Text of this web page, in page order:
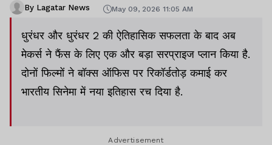
By Lagatar News May 09, 2026 11:05 AM
धुरंधर और धुरंधर 2 की ऐतिहासिक सफलता के बाद अब
मेकर्स ने फैंस के लिए एक और बड़ा सरप्राइज प्लान किया है.
दोनों फिल्मों ने बॉक्स ऑफिस पर रिकॉर्डतोड़ कमाई कर
भारतीय सिनेमा में नया इतिहास रच दिया है.
Advertisement